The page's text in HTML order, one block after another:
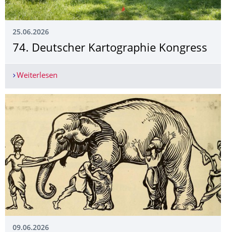
25.06.2026
74. Deutscher Kartographie Kongress
Weiterlesen
09.06.2026